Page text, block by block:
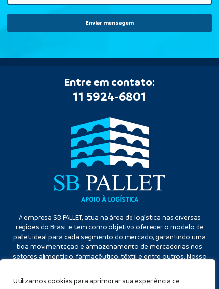
Utilizamos cookies para aprimorar sua experiência de
Enviar mensagem
Entre em contato:
11 5924-6801
A empresa SB PALLET, atua na área de logística nas diversas
regiões do Brasil e tem como objetivo oferecer o modelo de
pallet ideal para cada segmento do mercado, garantindo uma
boa movimentação e armazenamento de mercadorias nos
setores alimentício, farmacêutico, têxtil e entre outros. Nosso